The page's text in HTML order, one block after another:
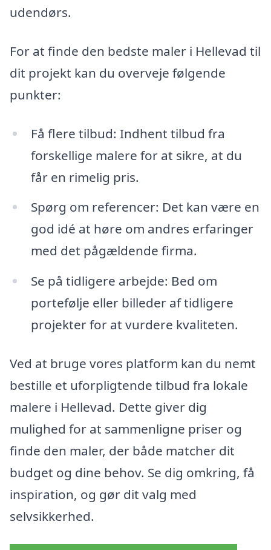
udendørs.
For at finde den bedste maler i Hellevad til
dit projekt kan du overveje følgende
punkter:
Få flere tilbud: Indhent tilbud fra
forskellige malere for at sikre, at du
får en rimelig pris.
Spørg om referencer: Det kan være en
god idé at høre om andres erfaringer
med det pågældende firma.
Se på tidligere arbejde: Bed om
portefølje eller billeder af tidligere
projekter for at vurdere kvaliteten.
Ved at bruge vores platform kan du nemt
bestille et uforpligtende tilbud fra lokale
malere i Hellevad. Dette giver dig
mulighed for at sammenligne priser og
finde den maler, der både matcher dit
budget og dine behov. Se dig omkring, få
inspiration, og gør dit valg med
selvsikkerhed.